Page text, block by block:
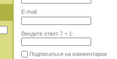
E-mail:
Введите ответ 7+ 1 :
Подписаться на комментарии